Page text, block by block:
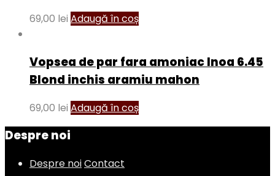
69,00 lei Adaugă în coș
Vopsea de par fara amoniac Inoa 6.45
Blond inchis aramiu mahon
69,00 lei Adaugă în coș
Despre noi
Despre noiContact